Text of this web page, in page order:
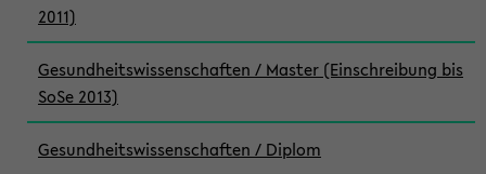
2011)
Gesundheitswissenschaften / Master (Einschreibung bis
SoSe 2013)
Gesundheitswissenschaften / Diplom